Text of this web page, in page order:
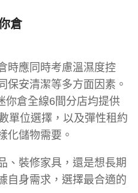
倉
時應同時考慮溫濕度控
保安清潔等多方面因素。
你倉全線6間分店均提供
單位選擇，以及彈性租約
化儲物需要。
、裝修家具，還是想長期
自身需求，選擇最合適的